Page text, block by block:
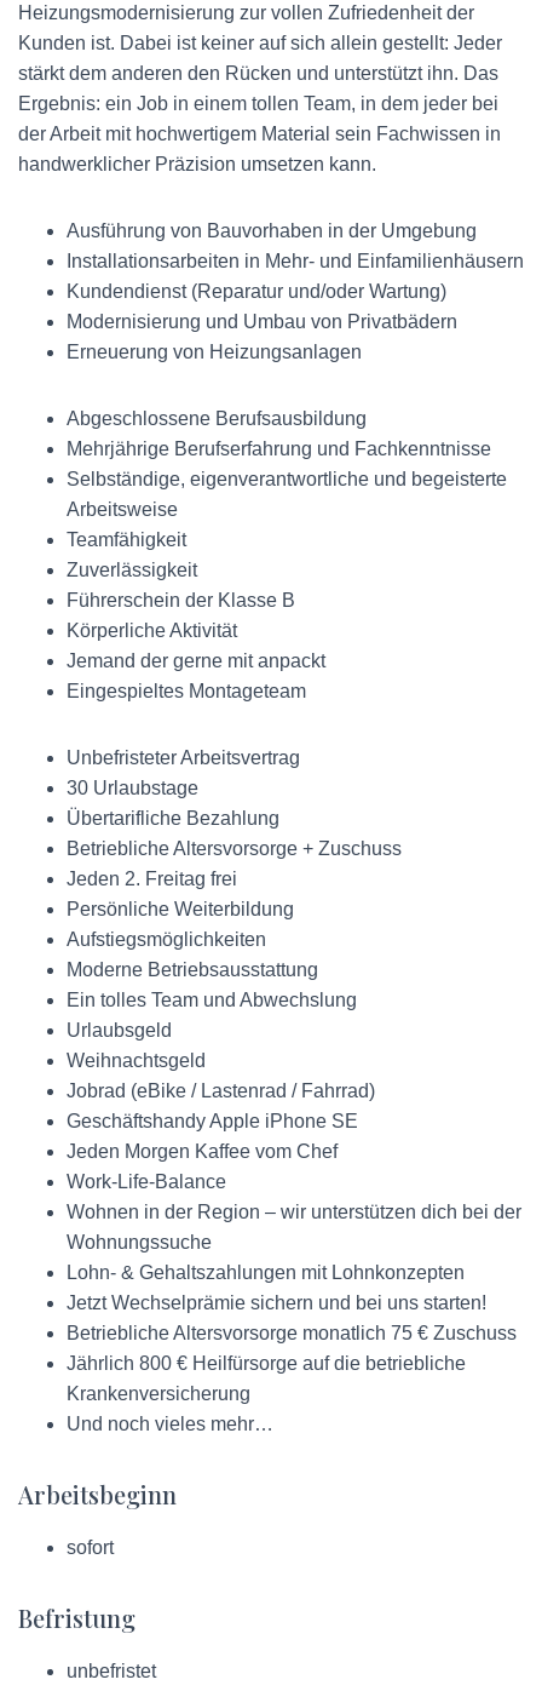
Heizungsmodernisierung zur vollen Zufriedenheit der
Kunden ist. Dabei ist keiner auf sich allein gestellt: Jeder
stärkt dem anderen den Rücken und unterstützt ihn. Das
Ergebnis: ein Job in einem tollen Team, in dem jeder bei
der Arbeit mit hochwertigem Material sein Fachwissen in
handwerklicher Präzision umsetzen kann.
Ausführung von Bauvorhaben in der Umgebung
Installationsarbeiten in Mehr- und Einfamilienhäusern
Kundendienst (Reparatur und/oder Wartung)
Modernisierung und Umbau von Privatbädern
Erneuerung von Heizungsanlagen
Abgeschlossene Berufsausbildung
Mehrjährige Berufserfahrung und Fachkenntnisse
Selbständige, eigenverantwortliche und begeisterte
Arbeitsweise
Teamfähigkeit
Zuverlässigkeit
Führerschein der Klasse B
Körperliche Aktivität
Jemand der gerne mit anpackt
Eingespieltes Montageteam
Unbefristeter Arbeitsvertrag
30 Urlaubstage
Übertarifliche Bezahlung
Betriebliche Altersvorsorge + Zuschuss
Jeden 2. Freitag frei
Persönliche Weiterbildung
Aufstiegsmöglichkeiten
Moderne Betriebsausstattung
Ein tolles Team und Abwechslung
Urlaubsgeld
Weihnachtsgeld
Jobrad (eBike / Lastenrad / Fahrrad)
Geschäftshandy Apple iPhone SE
Jeden Morgen Kaffee vom Chef
Work-Life-Balance
Wohnen in der Region – wir unterstützen dich bei der
Wohnungssuche
Lohn- & Gehaltszahlungen mit Lohnkonzepten
Jetzt Wechselprämie sichern und bei uns starten!
Betriebliche Altersvorsorge monatlich 75 € Zuschuss
Jährlich 800 € Heilfürsorge auf die betriebliche
Krankenversicherung
Und noch vieles mehr…
Arbeitsbeginn
sofort
Befristung
unbefristet